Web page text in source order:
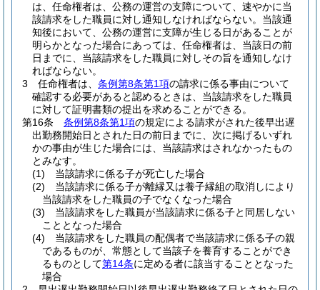
は、任命権者は、公務の運営の支障について、速やかに当
該請求をした職員に対し通知しなければならない。 当該通
知後において、公務の運営に支障が生じる日があることが
明らかとなった場合にあっては、任命権者は、当該日の前
日までに、当該請求をした職員に対しその旨を通知しなけ
ればならない。
3
任命権者は、 条例第8条第1項の請求に係る事由について
確認する必要があると認めるときは、当該請求をした職員
に対して証明書類の提出を求めることができる。
第16条
条例第8条第1項の規定による請求がされた後早出遅
出勤務開始日とされた日の前日までに、次に掲げるいずれ
かの事由が生じた場合には、当該請求はされなかったもの
とみなす。
(1)
当該請求に係る子が死亡した場合
(2)
当該請求に係る子が離縁又は養子縁組の取消しにより
当該請求をした職員の子でなくなった場合
(3)
当該請求をした職員が当該請求に係る子と同居しない
こととなった場合
(4)
当該請求をした職員の配偶者で当該請求に係る子の親
であるものが、常態として当該子を養育することができ
るものとして第14条に定める者に該当することとなった
場合